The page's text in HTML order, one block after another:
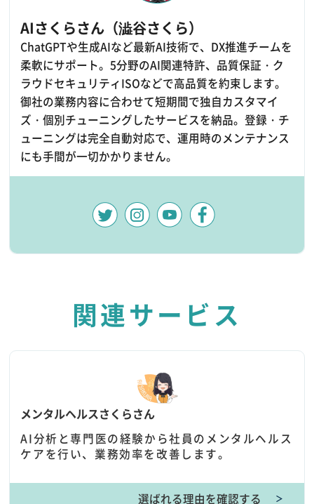
AIさくらさん（澁谷さくら）
ChatGPTや生成AIなど最新AI技術で、DX推進チームを
柔軟にサポート。5分野のAI関連特許、品質保証・ク
ラウドセキュリティISOなどで高品質を約束します。
御社の業務内容に合わせて短期間で独自カスタマイ
ズ・個別チューニングしたサービスを納品。登録・チ
ューニングは完全自動対応で、運用時のメンテナンス
にも手間が一切かかりません。
関連サービス
メンタルヘルスさくらさん
AI分析と専門医の経験から社員のメンタルヘルス
ケアを行い、業務効率を改善します。
選ばれる理由を確認する ＞